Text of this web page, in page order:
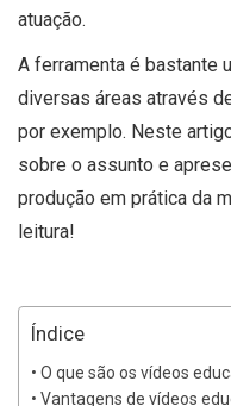
atuação.
A ferramenta é bastante
diversas áreas através
por exemplo. Neste
sobre o assunto e
produção em prática da
leitura!
Índice
O que são os vídeos
Vantagens de vídeos